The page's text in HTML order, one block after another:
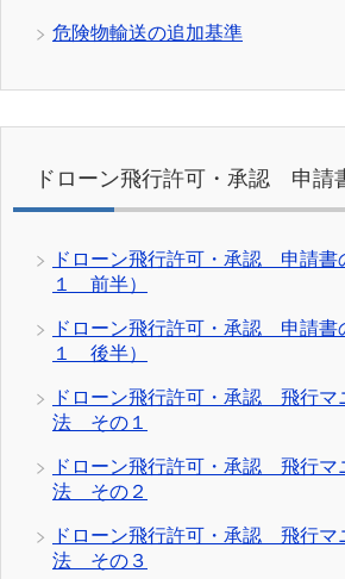
危険物輸送の追加基準
ドローン飛行許可・承認 申請
ドローン飛行許可・承認 申請書
１ 前半）
ドローン飛行許可・承認 申請書
１ 後半）
ドローン飛行許可・承認 飛行マ
法 その１
ドローン飛行許可・承認 飛行マ
法 その２
ドローン飛行許可・承認 飛行マ
法 その３